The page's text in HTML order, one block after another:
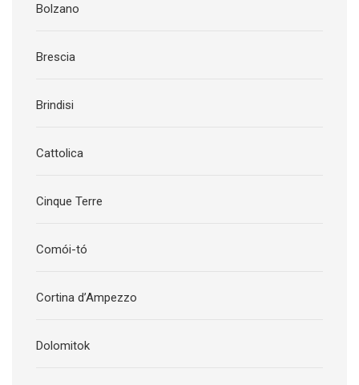
Bolzano
Brescia
Brindisi
Cattolica
Cinque Terre
Comói-tó
Cortina d’Ampezzo
Dolomitok